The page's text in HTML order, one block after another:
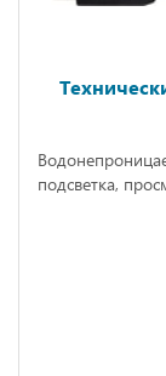
подсветка,